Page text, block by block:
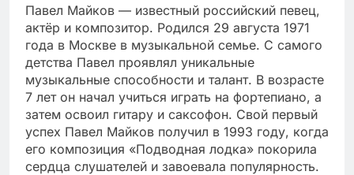
Павел Майков — известный российский певец,
актёр и композитор. Родился 29 августа 1971
года в Москве в музыкальной семье. С самого
детства Павел проявлял уникальные
музыкальные способности и талант. В возрасте
7 лет он начал учиться играть на фортепиано, а
затем освоил гитару и саксофон. Свой первый
успех Павел Майков получил в 1993 году, когда
его композиция «Подводная лодка» покорила
сердца слушателей и завоевала популярность.